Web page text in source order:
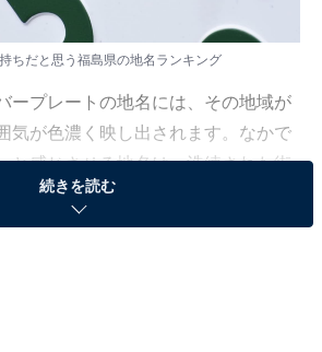
ちだと思う福島県の地名ランキング
ープレートの地名には、その地域が
気が色濃く映し出されます。なかで
と感じさせる地名は、洗練された街
高級感のある暮らしの印象と結びつ
めています。
続きを読む